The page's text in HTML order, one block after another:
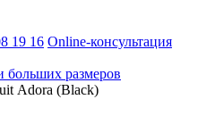
19 16 Online-консультация
больших размеров
Adora (Black)